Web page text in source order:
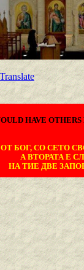
Translate
HAVE
БОГ, СО СЕТО
А ВТОРАТА Е
НА ТИЕ ДВЕ